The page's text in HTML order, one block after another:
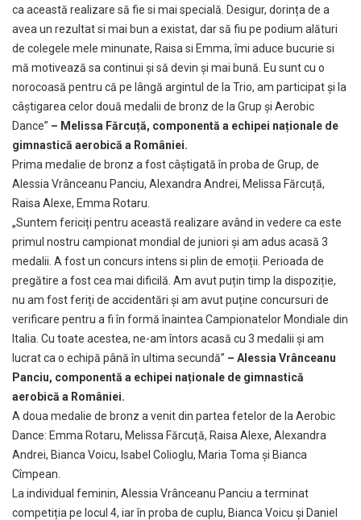
ca această realizare să fie si mai specială. Desigur, dorința de a
avea un rezultat si mai bun a existat, dar să fiu pe podium alături
de colegele mele minunate, Raisa si Emma, îmi aduce bucurie si
mă motivează sa continui și să devin și mai bună. Eu sunt cu o
norocoasă pentru că pe lângă argintul de la Trio, am participat și la
câștigarea celor două medalii de bronz de la Grup și Aerobic
Dance” – Melissa Fărcuță, componentă a echipei naționale de
gimnastică aerobică a României.
Prima medalie de bronz a fost câștigată în proba de Grup, de
Alessia Vrânceanu Panciu, Alexandra Andrei, Melissa Fărcuță,
Raisa Alexe, Emma Rotaru.
„Suntem fericiți pentru această realizare având in vedere ca este
primul nostru campionat mondial de juniori și am adus acasă 3
medalii. A fost un concurs intens si plin de emoții. Perioada de
pregătire a fost cea mai dificilă. Am avut puțin timp la dispoziție,
nu am fost feriți de accidentări și am avut puține concursuri de
verificare pentru a fi în formă înaintea Campionatelor Mondiale din
Italia. Cu toate acestea, ne-am întors acasă cu 3 medalii și am
lucrat ca o echipă până în ultima secundă” – Alessia Vrânceanu
Panciu, componentă a echipei naționale de gimnastică
aerobică a României.
A doua medalie de bronz a venit din partea fetelor de la Aerobic
Dance: Emma Rotaru, Melissa Fărcuță, Raisa Alexe, Alexandra
Andrei, Bianca Voicu, Isabel Colioglu, Maria Toma și Bianca
Cîmpean.
La individual feminin, Alessia Vrânceanu Panciu a terminat
competiția pe locul 4, iar în proba de cuplu, Bianca Voicu și Daniel